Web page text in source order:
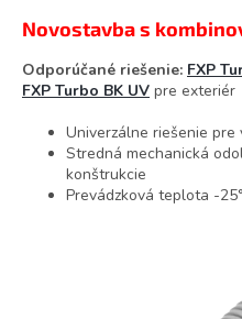
Novostavba s
Odporúčané riešenie: FXP
FXP Turbo BK UV pre exteriér
Univerzálne riešenie pre
Stredná mechanická
konštrukcie
Prevádzková teplota -